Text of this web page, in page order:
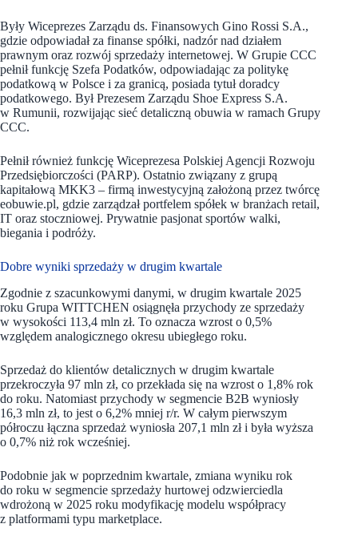
Były Wiceprezes Zarządu ds. Finansowych Gino Rossi S.A.,
gdzie odpowiadał za finanse spółki, nadzór nad działem
prawnym oraz rozwój sprzedaży internetowej. W Grupie CCC
pełnił funkcję Szefa Podatków, odpowiadając za politykę
podatkową w Polsce i za granicą, posiada tytuł doradcy
podatkowego. Był Prezesem Zarządu Shoe Express S.A.
w Rumunii, rozwijając sieć detaliczną obuwia w ramach Grupy
CCC.
Pełnił również funkcję Wiceprezesa Polskiej Agencji Rozwoju
Przedsiębiorczości (PARP). Ostatnio związany z grupą
kapitałową MKK3 – firmą inwestycyjną założoną przez twórcę
eobuwie.pl, gdzie zarządzał portfelem spółek w branżach retail,
IT oraz stoczniowej. Prywatnie pasjonat sportów walki,
biegania i podróży.
Dobre wyniki sprzedaży w drugim kwartale
Zgodnie z szacunkowymi danymi, w drugim kwartale 2025
roku Grupa WITTCHEN osiągnęła przychody ze sprzedaży
w wysokości 113,4 mln zł. To oznacza wzrost o 0,5%
względem analogicznego okresu ubiegłego roku.
Sprzedaż do klientów detalicznych w drugim kwartale
przekroczyła 97 mln zł, co przekłada się na wzrost o 1,8% rok
do roku. Natomiast przychody w segmencie B2B wyniosły
16,3 mln zł, to jest o 6,2% mniej r/r. W całym pierwszym
półroczu łączna sprzedaż wyniosła 207,1 mln zł i była wyższa
o 0,7% niż rok wcześniej.
Podobnie jak w poprzednim kwartale, zmiana wyniku rok
do roku w segmencie sprzedaży hurtowej odzwierciedla
wdrożoną w 2025 roku modyfikację modelu współpracy
z platformami typu marketplace.